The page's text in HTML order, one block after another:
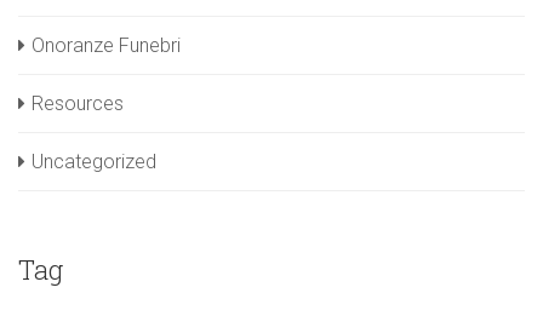
Onoranze Funebri
Resources
Uncategorized
Tag